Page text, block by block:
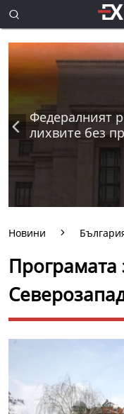
Федералният
лихвите без
Новини